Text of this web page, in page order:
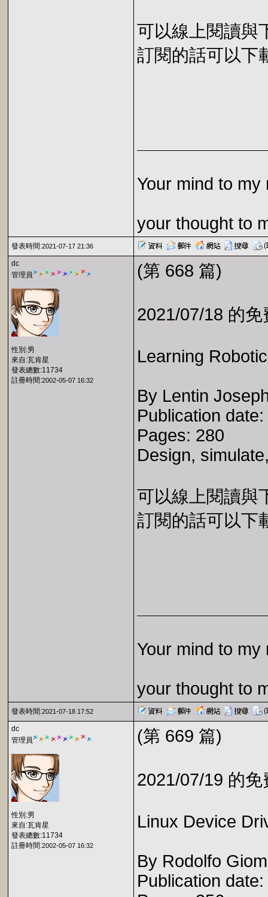
可以線上閱讀與
訂閱的話可以下
Your mind to my
your thought to
發表時間:2021-07-17 21:36
dc
管理員
性別:男
來自:瓦肯星
發表總數:11734
註冊時間:2002-05-07 16:32
(第 668 篇)
2021/07/18 的
Learning
By Lentin
Publication
Pages: 280
Design,
可以線上閱讀與
訂閱的話可以下
Your mind to my
your thought to
發表時間:2021-07-18 17:52
dc
管理員
性別:男
來自:瓦肯星
發表總數:11734
註冊時間:2002-05-07 16:32
(第 669 篇)
2021/07/19 的
Linux Device
By Rodolfo
Publication